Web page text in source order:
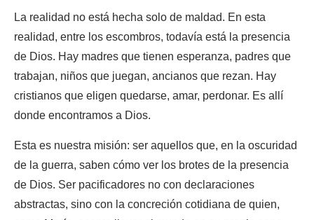
La realidad no está hecha solo de maldad. En esta
realidad, entre los escombros, todavía está la presencia
de Dios. Hay madres que tienen esperanza, padres que
trabajan, niños que juegan, ancianos que rezan. Hay
cristianos que eligen quedarse, amar, perdonar. Es allí
donde encontramos a Dios.
Esta es nuestra misión: ser aquellos que, en la oscuridad
de la guerra, saben cómo ver los brotes de la presencia
de Dios. Ser pacificadores no con declaraciones
abstractas, sino con la concreción cotidiana de quien,